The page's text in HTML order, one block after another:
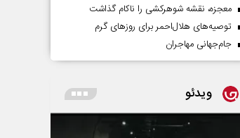
معجزه، نقشه شوهرکشی را ناکام گذاشت
توصیه‌های هلال‌احمر برای روز‌های گرم
جام‌جهانی مهاجران
ویدئو